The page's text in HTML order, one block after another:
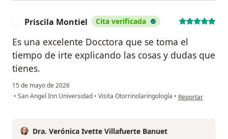
Priscila Montiel Cita verificada
Es una excelente Docctora que se toma el
tiempo de irte explicando las cosas y dudas que
tienes.
15 de mayo de 2026
• San Angel Inn Universidad • Visita Otorrinolaringología • en opinión del
Reportar
Dra. Verónica Ivette Villafuerte Banuet